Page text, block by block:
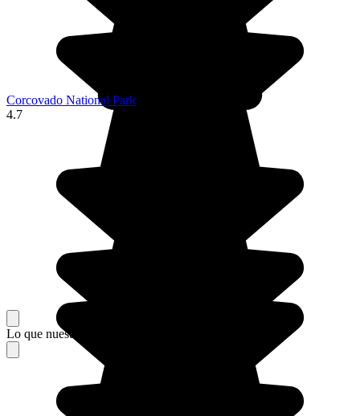
Corcovado National Park
4.7
Lo que nuestros viajeros piensan de su estancia